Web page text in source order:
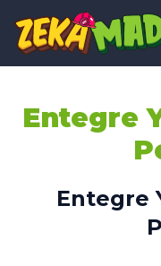
Entegre
Entegre